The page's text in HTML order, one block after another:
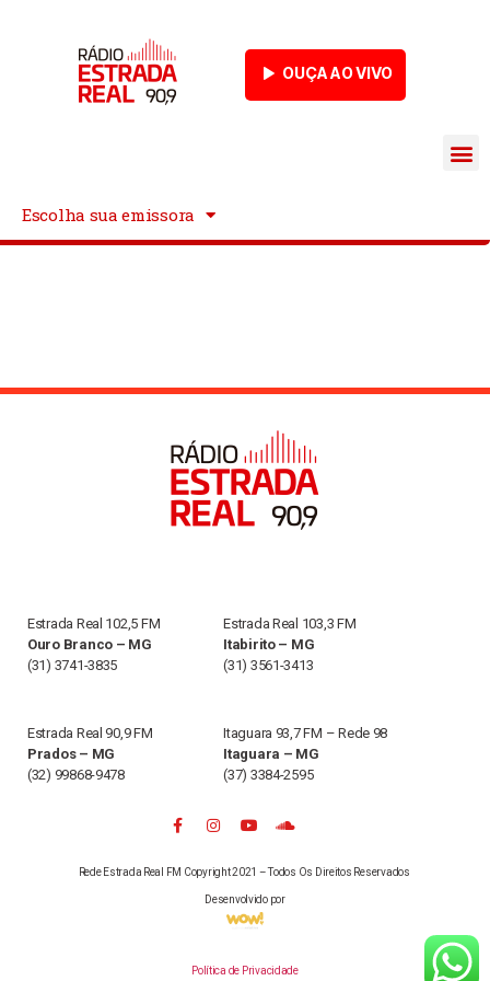
OUÇA AO VIVO
Escolha sua emissora
Estrada Live
Estrada Real 102,5 FM
Ouro Branco – MG
(31) 3741-3835
Estrada Real 103,3 FM
Itabirito – MG
(31) 3561-3413
Estrada Real 90,9 FM
Prados – MG
(32) 99868-9478
Itaguara 93,7 FM – Rede 98
Itaguara – MG
(37) 3384-2595
Rede Estrada Real FM Copyright 2021 – Todos Os Direitos Reservados
Desenvolvido por
Política de Privacidade